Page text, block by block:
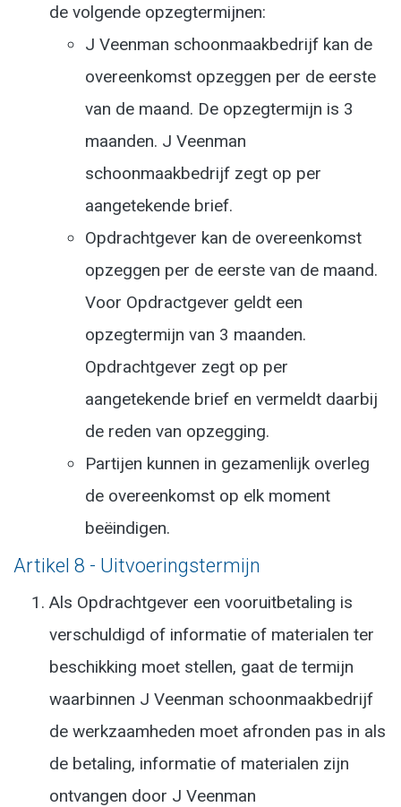
de volgende opzegtermijnen:
J Veenman schoonmaakbedrijf kan de
overeenkomst opzeggen per de eerste
van de maand. De opzegtermijn is 3
maanden. J Veenman
schoonmaakbedrijf zegt op per
aangetekende brief.
Opdrachtgever kan de overeenkomst
opzeggen per de eerste van de maand.
Voor Opdractgever geldt een
opzegtermijn van 3 maanden.
Opdrachtgever zegt op per
aangetekende brief en vermeldt daarbij
de reden van opzegging.
Partijen kunnen in gezamenlijk overleg
de overeenkomst op elk moment
beëindigen.
Artikel 8 - Uitvoeringstermijn
Als Opdrachtgever een vooruitbetaling is
verschuldigd of informatie of materialen ter
beschikking moet stellen, gaat de termijn
waarbinnen J Veenman schoonmaakbedrijf
de werkzaamheden moet afronden pas in als
de betaling, informatie of materialen zijn
ontvangen door J Veenman